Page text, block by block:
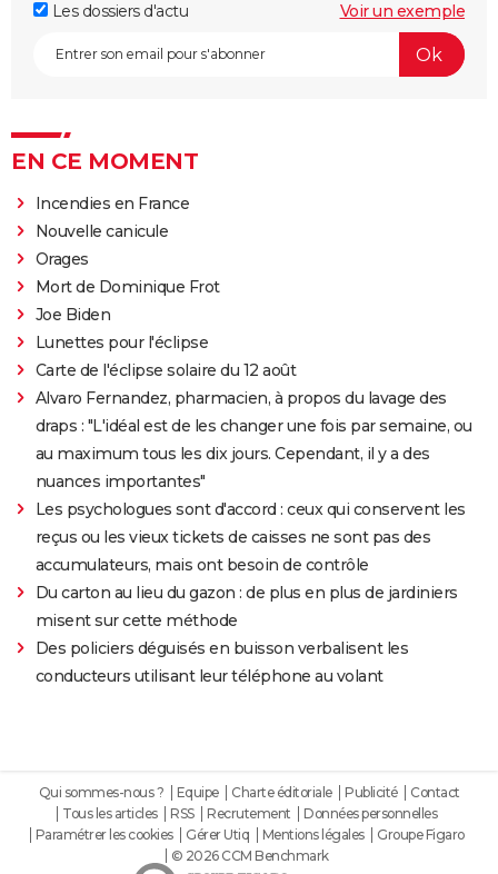
Les dossiers d'actu
Voir un exemple
EN CE MOMENT
Incendies en France
Nouvelle canicule
Orages
Mort de Dominique Frot
Joe Biden
Lunettes pour l'éclipse
Carte de l'éclipse solaire du 12 août
Alvaro Fernandez, pharmacien, à propos du lavage des
draps : "L'idéal est de les changer une fois par semaine, ou
au maximum tous les dix jours. Cependant, il y a des
nuances importantes"
Les psychologues sont d'accord : ceux qui conservent les
reçus ou les vieux tickets de caisses ne sont pas des
accumulateurs, mais ont besoin de contrôle
Du carton au lieu du gazon : de plus en plus de jardiniers
misent sur cette méthode
Des policiers déguisés en buisson verbalisent les
conducteurs utilisant leur téléphone au volant
Qui sommes-nous ? Equipe Charte éditoriale Publicité
Contact
Tous les articles
RSS Recrutement
Données personnelles
Paramétrer les cookies
Gérer Utiq Mentions légales
Groupe Figaro
© 2026 CCM Benchmark